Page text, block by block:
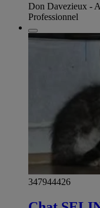
Don Davezieux -
Professionnel
347944426